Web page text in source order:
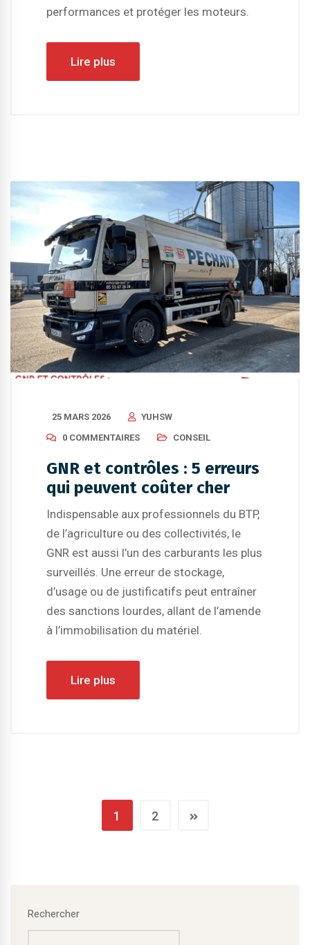
performances et protéger les moteurs.
Lire plus
25 MARS 2026
YUHSW
0 COMMENTAIRES
CONSEIL
GNR et contrôles : 5 erreurs
qui peuvent coûter cher
Indispensable aux professionnels du BTP,
de l’agriculture ou des collectivités, le
GNR est aussi l’un des carburants les plus
surveillés. Une erreur de stockage,
d’usage ou de justificatifs peut entraîner
des sanctions lourdes, allant de l’amende
à l’immobilisation du matériel.
Lire plus
1 2
Rechercher